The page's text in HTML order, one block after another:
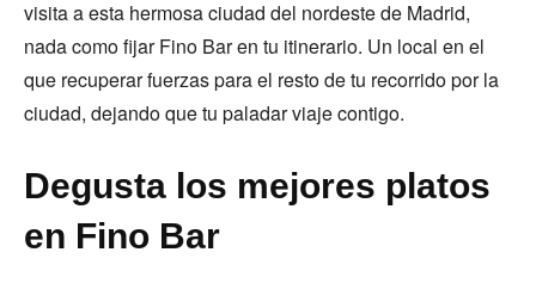
visita a esta hermosa ciudad del nordeste de Madrid,
nada como fijar Fino Bar en tu itinerario. Un local en el
que recuperar fuerzas para el resto de tu recorrido por la
ciudad, dejando que tu paladar viaje contigo.
Degusta los mejores platos
en Fino Bar